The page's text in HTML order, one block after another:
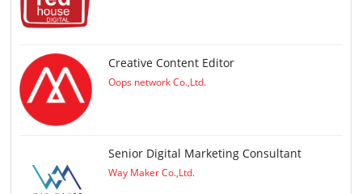
Creative Content Editor
Oops network Co.,Ltd.
Senior Digital Marketing Consultant
Way Maker Co.,Ltd.